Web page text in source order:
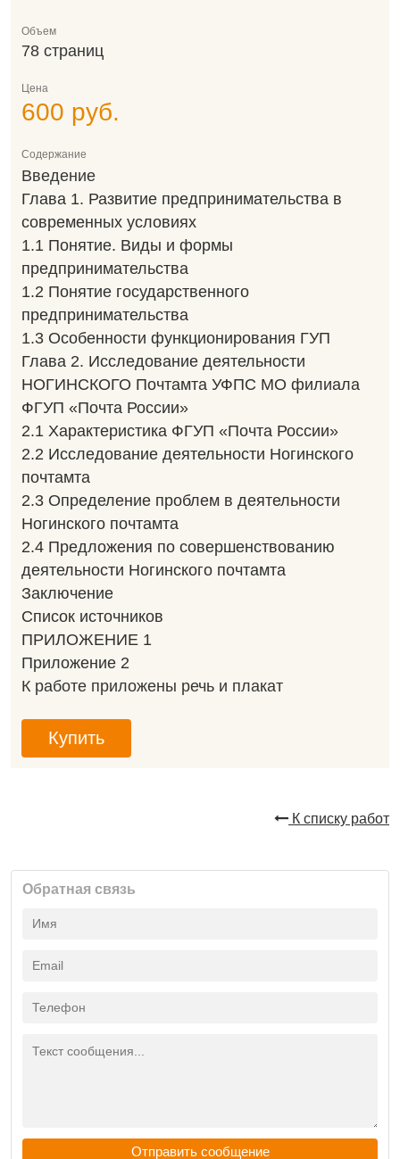
Объем
78 страниц
Цена
600 руб.
Содержание
Введение
Глава 1. Развитие предпринимательства в
современных условиях
1.1 Понятие. Виды и формы
предпринимательства
1.2 Понятие государственного
предпринимательства
1.3 Особенности функционирования ГУП
Глава 2. Исследование деятельности
НОГИНСКОГО Почтамта УФПС МО филиала
ФГУП «Почта России»
2.1 Характеристика ФГУП «Почта России»
2.2 Исследование деятельности Ногинского
почтамта
2.3 Определение проблем в деятельности
Ногинского почтамта
2.4 Предложения по совершенствованию
деятельности Ногинского почтамта
Заключение
Список источников
ПРИЛОЖЕНИЕ 1
Приложение 2
К работе приложены речь и плакат
Купить
К списку работ
Обратная связь
Отправить сообщение